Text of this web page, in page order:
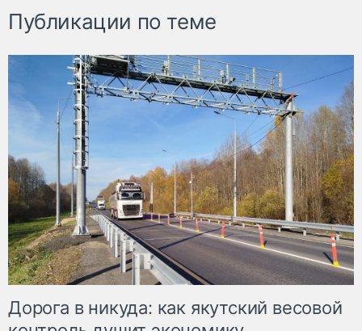
Публикации по теме
Дорога в никуда: как якутский весовой